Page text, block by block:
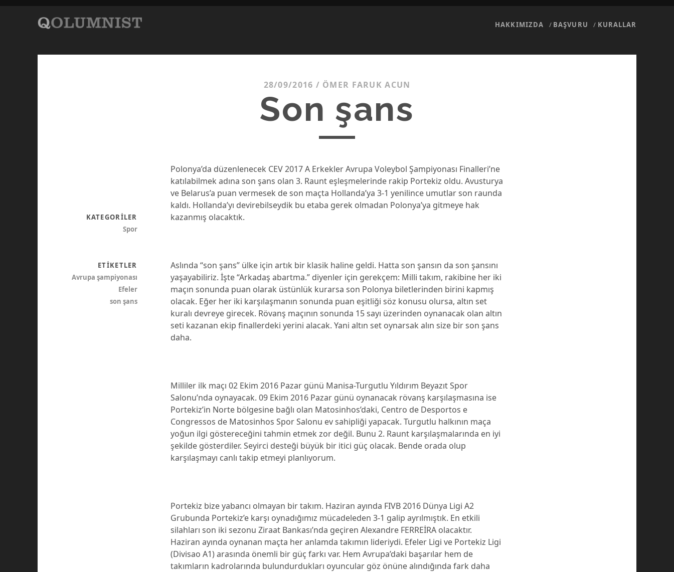
HAKKIMIZDA BAŞVURU KURALLAR
28/09/2016 / ÖMER FARUK ACUN
Son şans
Polonya’da düzenlenecek CEV 2017 A Erkekler Avrupa Voleybol Şampiyonası Finalleri’ne
katılabilmek adına son şans olan 3. Raunt eşleşmelerinde rakip Portekiz oldu. Avusturya
ve Belarus’a puan vermesek de son maçta Hollanda’ya 3-1 yenilince umutlar son raunda
kaldı. Hollanda’yı devirebilseydik bu etaba gerek olmadan Polonya’ya gitmeye hak
kazanmış olacaktık.
Aslında “son şans” ülke için artık bir klasik haline geldi. Hatta son şansın da son şansını
yaşayabiliriz. İşte “Arkadaş abartma.” diyenler için gerekçem: Milli takım, rakibine her iki
maçın sonunda puan olarak üstünlük kurarsa son Polonya biletlerinden birini kapmış
olacak. Eğer her iki karşılaşmanın sonunda puan eşitliği söz konusu olursa, altın set
kuralı devreye girecek. Rövanş maçının sonunda 15 sayı üzerinden oynanacak olan altın
seti kazanan ekip finallerdeki yerini alacak. Yani altın set oynarsak alın size bir son şans
daha.
Milliler ilk maçı 02 Ekim 2016 Pazar günü Manisa-Turgutlu Yıldırım Beyazıt Spor
Salonu’nda oynayacak. 09 Ekim 2016 Pazar günü oynanacak rövanş karşılaşmasına ise
Portekiz’in Norte bölgesine bağlı olan Matosinhos’daki, Centro de Desportos e
Congressos de Matosinhos Spor Salonu ev sahipliği yapacak. Turgutlu halkının maça
yoğun ilgi göstereceğini tahmin etmek zor değil. Bunu 2. Raunt karşılaşmalarında en iyi
şekilde gösterdiler. Seyirci desteği büyük bir itici güç olacak. Bende orada olup
karşılaşmayı canlı takip etmeyi planlıyorum.
Portekiz bize yabancı olmayan bir takım. Haziran ayında FIVB 2016 Dünya Ligi A2
Grubunda Portekiz’e karşı oynadığımız mücadeleden 3-1 galip ayrılmıştık. En etkili
silahları son iki sezonu Ziraat Bankası’nda geçiren Alexandre FERREİRA olacaktır.
Haziran ayında oynanan maçta her anlamda takımın lideriydi. Efeler Ligi ve Portekiz Ligi
(Divisao A1) arasında önemli bir güç farkı var. Hem Avrupa’daki başarılar hem de
takımların kadrolarında bulundurdukları oyuncular göz önüne alındığında fark daha
KATEGORILER
Spor
ETIKETLER
Avrupa şampiyonası
Efeler
son şans